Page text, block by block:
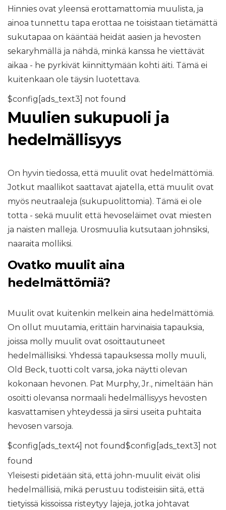
Hinnies ovat yleensä erottamattomia muulista, ja
ainoa tunnettu tapa erottaa ne toisistaan ​​tietämättä
sukutapaa on kääntää heidät aasien ja hevosten
sekaryhmällä ja nähdä, minkä kanssa he viettävät
aikaa - he pyrkivät kiinnittymään kohti äiti. Tämä ei
kuitenkaan ole täysin luotettava.
$config[ads_text3] not found
Muulien sukupuoli ja
hedelmällisyys
On hyvin tiedossa, että muulit ovat hedelmättömiä.
Jotkut maallikot saattavat ajatella, että muulit ovat
myös neutraaleja (sukupuolittomia). Tämä ei ole
totta - sekä muulit että hevoseläimet ovat miesten
ja naisten malleja. Urosmuulia kutsutaan johnsiksi,
naaraita molliksi.
Ovatko muulit aina
hedelmättömiä?
Muulit ovat kuitenkin melkein aina hedelmättömiä.
On ollut muutamia, erittäin harvinaisia ​​tapauksia,
joissa molly muulit ovat osoittautuneet
hedelmällisiksi. Yhdessä tapauksessa molly muuli,
Old Beck, tuotti colt varsa, joka näytti olevan
kokonaan hevonen. Pat Murphy, Jr., nimeltään hän
osoitti olevansa normaali hedelmällisyys hevosten
kasvattamisen yhteydessä ja siirsi useita puhtaita
hevosen varsoja.
$config[ads_text4] not found$config[ads_text3] not
found
Yleisesti pidetään sitä, että john-muulit eivät olisi
hedelmällisiä, mikä perustuu todisteisiin siitä, että
tietyissä kissoissa risteytyy lajeja, jotka johtavat